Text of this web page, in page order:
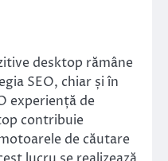
desktop rămâne
SEO, chiar și în
experiență de
contribuie
de căutare